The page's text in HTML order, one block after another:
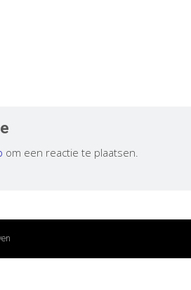
om een reactie te plaatsen.